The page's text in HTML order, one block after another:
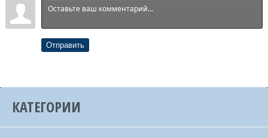
Отправить
КАТЕГОРИИ